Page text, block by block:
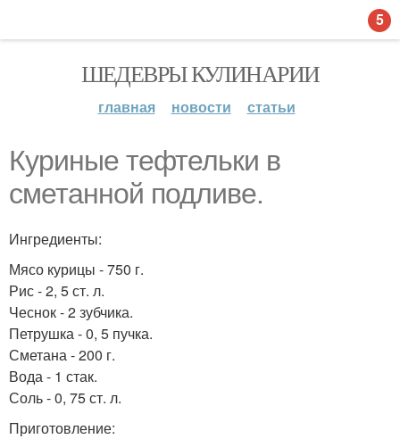
ШЕДЕВРЫ КУЛИНАРИИ
главная новости статьи
Куриные тефтельки в
сметанной подливе.
Ингредиенты:
Мясо курицы - 750 г.
Рис - 2, 5 ст. л.
Чеснок - 2 зубчика.
Петрушка - 0, 5 пучка.
Сметана - 200 г.
Вода - 1 стак.
Соль - 0, 75 ст. л.
Приготовление:
5